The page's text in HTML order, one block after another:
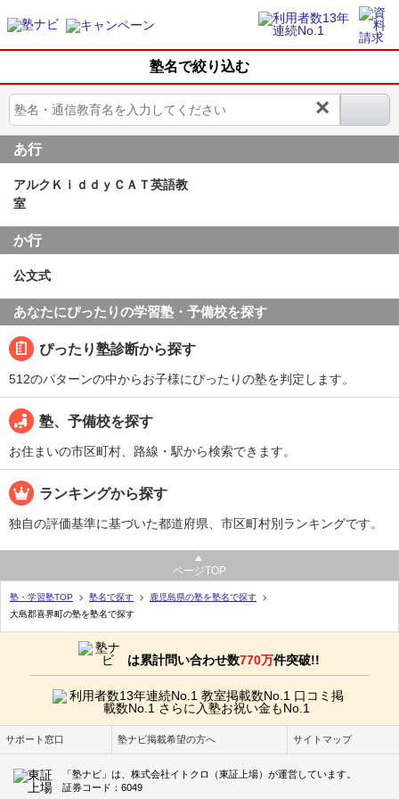
塾名で絞り込む
×
あ行
アルクＫｉｄｄｙＣＡＴ英語教
室
か行
公文式
あなたにぴったりの学習塾・予備校を探す
ぴったり塾診断から探す
512のパターンの中からお子様にぴったりの塾を判定します。
塾、予備校を探す
お住まいの市区町村、路線・駅から検索できます。
ランキングから探す
独自の評価基準に基づいた都道府県、市区町村別ランキングです。
ページTOP
塾・学習塾TOP 塾名で探す
鹿児島県の塾を塾名で探す
大島郡喜界町の塾を塾名で探す
は累計問い合わせ数770万件突破!!
サポート窓口 塾ナビ掲載希望の方へ サイトマップ
「塾ナビ」は、株式会社イトクロ（東証上場）が運営しています。
証券コード：6049